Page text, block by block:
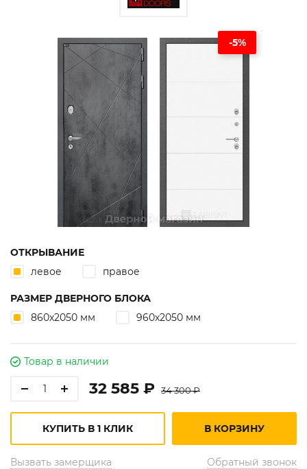
-5%
ОТКРЫВАНИЕ
левое
правое
РАЗМЕР ДВЕРНОГО БЛОКА
860х2050 мм
960х2050 мм
Товар в наличии
32 585 ₽ 34 300 ₽
Вызвать замерщика Обратный звонок
КУПИТЬ В 1 КЛИК В КОРЗИНУ